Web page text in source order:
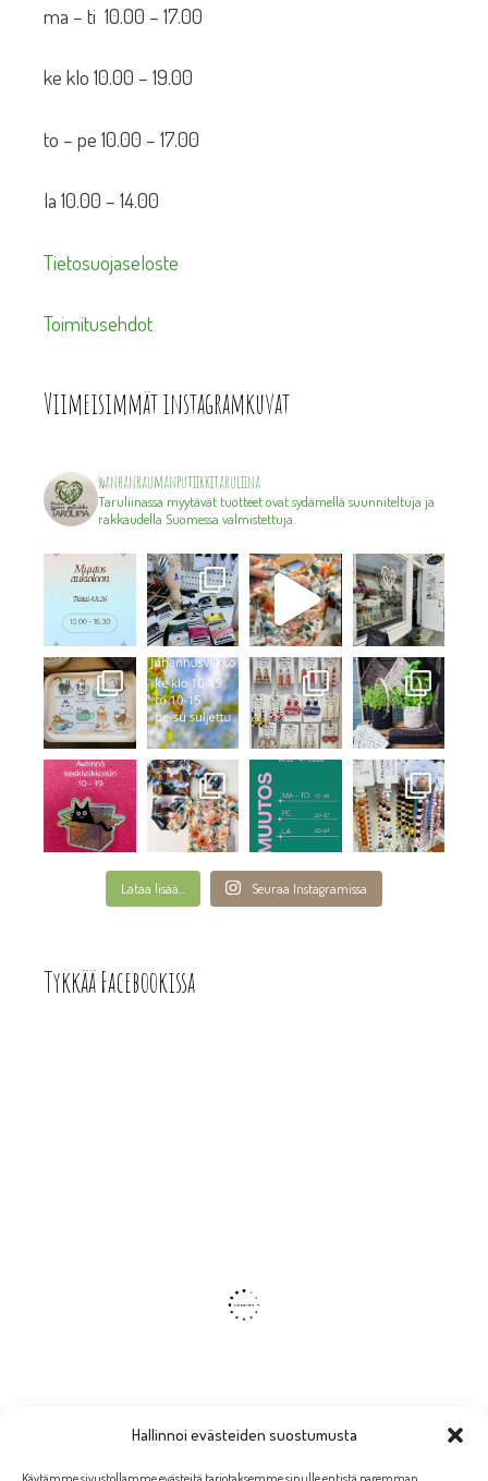
Hallinnoi evästeiden suostumusta
ma – ti 10.00 – 17.00
ke klo 10.00 – 19.00
to – pe 10.00 – 17.00
la 10.00 – 14.00
Tietosuojaseloste
Toimitusehdot
Viimeisimmät instagramkuvat
wanhanraumanputiikkitaruliina
Taruliinassa myytävät tuotteet ovat sydämellä suunniteltuja ja
rakkaudella Suomessa valmistettuja.
Lataa lisää... Seuraa Instagramissa
Tykkää Facebookissa